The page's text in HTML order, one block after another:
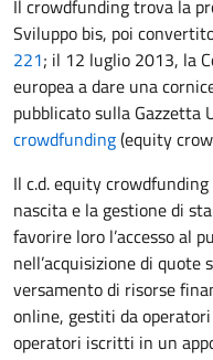
Il crowdfunding trova la
Sviluppo bis, poi
221; il 12 luglio 2013, la
europea a dare una
pubblicato sulla Gazzetta
crowdfunding(equity
Il c.d. equity
nascita e la gestione di
favorire loro l’accesso al
nell’acquisizione di
versamento di risorse
online, gestiti da
operatori iscritti in un